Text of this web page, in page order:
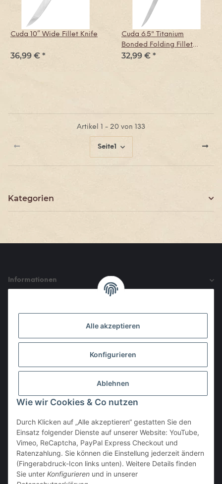
Cuda 10” Wide Fillet Knife
36,99 € *
Cuda 6.5" Titanium
Bonded Folding Fillet
Knife
32,99 € *
Artikel 1 - 20 von 133
Seite1
Kategorien
Informationen
Vertrag widerrufen
Alle akzeptieren
Konfigurieren
Ablehnen
Wie wir Cookies & Co nutzen
Durch Klicken auf „Alle akzeptieren“ gestatten Sie den
Einsatz folgender Dienste auf unserer Website: YouTube,
Vimeo, ReCaptcha, PayPal Express Checkout und
Ratenzahlung. Sie können die Einstellung jederzeit ändern
(Fingerabdruck-Icon links unten). Weitere Details finden
Sie unter Konfigurieren und in unserer